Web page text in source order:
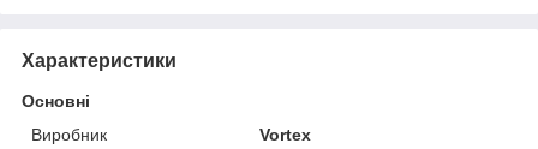
Характеристики
Основні
Виробник
Vortex